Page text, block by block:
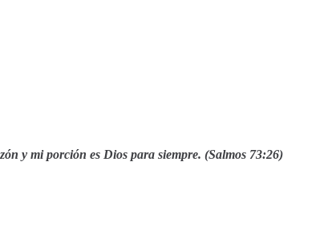
y mi porción es Dios para siempre. (Salmos 73:26)